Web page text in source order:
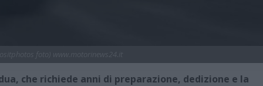
che richiede anni di preparazione, dedizione e la